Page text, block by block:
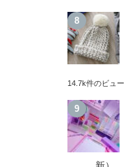
14.7k件のビュー